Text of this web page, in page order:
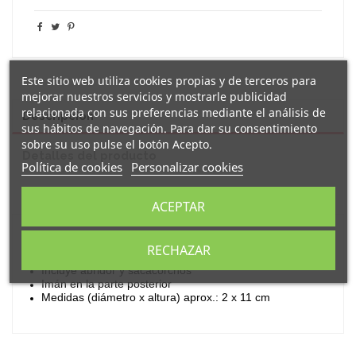
Descripción
Detalles del producto
Originalsacacorchos y abridoren forma de
, con imán para tener a mano en la nevera.
Incluye abridor y sacacorchos
Imán en la parte posterior
Medidas (diámetro x altura) aprox.: 2 x 11 cm
Este sitio web utiliza cookies propias y de terceros para
mejorar nuestros servicios y mostrarle publicidad
relacionada con sus preferencias mediante el análisis de
sus hábitos de navegación. Para dar su consentimiento
sobre su uso pulse el botón Acepto.
Política de cookies Personalizar cookies
RECHAZAR
ACEPTAR